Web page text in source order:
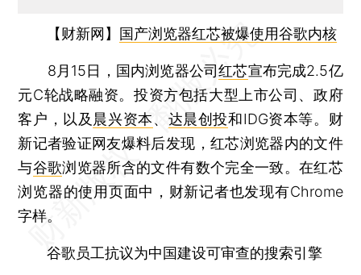
【财新网】 国产浏览器红芯被爆使用谷歌内核
8月15日，国内浏览器公司红芯宣布完成2.5亿
元C轮战略融资。投资方包括大型上市公司、政府
客户，以及 晨兴资本、 达晨创投和IDG资本等。财
新记者验证网友爆料后发现，红芯浏览器内的文件
与谷歌浏览器所含的文件有数个完全一致。在红芯
浏览器的使用页面中，财新记者也发现有Chrome
字样。
谷歌员工抗议为中国建设可审查的搜索引擎